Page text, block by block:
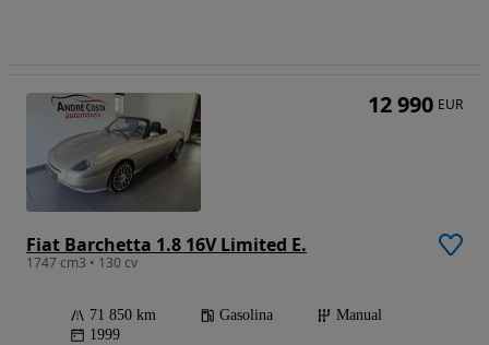
Fiat Barchetta 1.8 16V Limited E.
1747 cm3 • 130 cv
71 850 km Gasolina
Manual
1999
12 990 EUR